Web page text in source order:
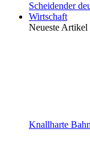
Scheidender
Wirtschaft
Neueste Artikel
Knallharte